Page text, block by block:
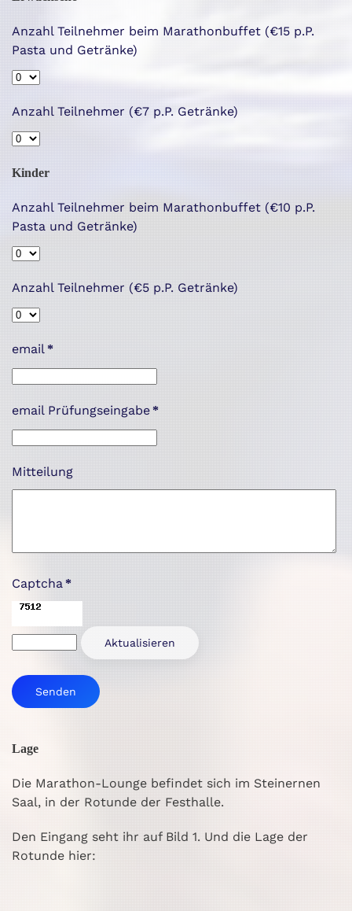
Anzahl Teilnehmer beim Marathonbuffet (€15 p.P.
Pasta und Getränke)
Anzahl Teilnehmer (€7 p.P. Getränke)
Kinder
Anzahl Teilnehmer beim Marathonbuffet (€10 p.P.
Pasta und Getränke)
Anzahl Teilnehmer (€5 p.P. Getränke)
email*
email Prüfungseingabe*
Mitteilung
Captcha *
Aktualisieren
Senden
Lage
Die Marathon-Lounge befindet sich im Steinernen
Saal, in der Rotunde der Festhalle.
Den Eingang seht ihr auf Bild 1. Und die Lage der
Rotunde hier: